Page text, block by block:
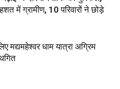
में ग्रामीण, 10 परिवारों ने छोड़े
मद्यमहेश्वर धाम यात्रा अग्रिम